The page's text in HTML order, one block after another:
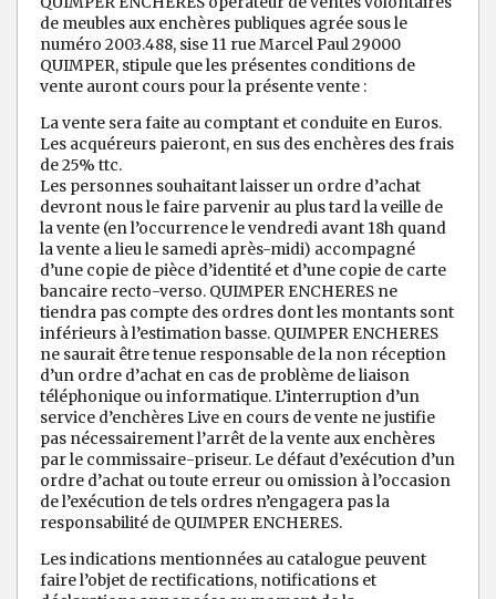
de meubles aux enchères publiques agrée sous le
numéro 2003.488, sise 11 rue Marcel Paul 29000
QUIMPER, stipule que les présentes conditions de
vente auront cours pour la présente vente :
La vente sera faite au comptant et conduite en Euros.
Les acquéreurs paieront, en sus des enchères des frais
de 25% ttc.
Les personnes souhaitant laisser un ordre d’achat
devront nous le faire parvenir au plus tard la veille de
la vente (en l’occurrence le vendredi avant 18h quand
la vente a lieu le samedi après-midi) accompagné
d’une copie de pièce d’identité et d’une copie de carte
bancaire recto-verso. QUIMPER ENCHERES ne
tiendra pas compte des ordres dont les montants sont
inférieurs à l’estimation basse. QUIMPER ENCHERES
ne saurait être tenue responsable de la non réception
d’un ordre d’achat en cas de problème de liaison
téléphonique ou informatique. L’interruption d’un
service d’enchères Live en cours de vente ne justifie
pas nécessairement l’arrêt de la vente aux enchères
par le commissaire-priseur. Le défaut d’exécution d’un
ordre d’achat ou toute erreur ou omission à l’occasion
de l’exécution de tels ordres n’engagera pas la
responsabilité de QUIMPER ENCHERES.
Les indications mentionnées au catalogue peuvent
faire l’objet de rectifications, notifications et